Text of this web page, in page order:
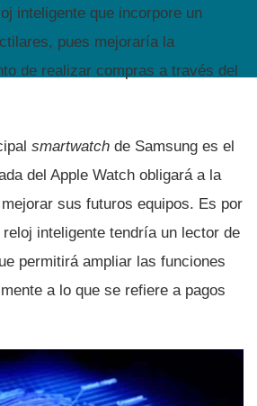
inteligente que incorpore un
pues mejorarí­a la
de realizar compras a través del
smartwatch de Samsung es el
del Apple Watch obligará a la
sus futuros equipos. Es por
inteligente tendrí­a un lector de
permitirá ampliar las funciones
a lo que se refiere a pagos